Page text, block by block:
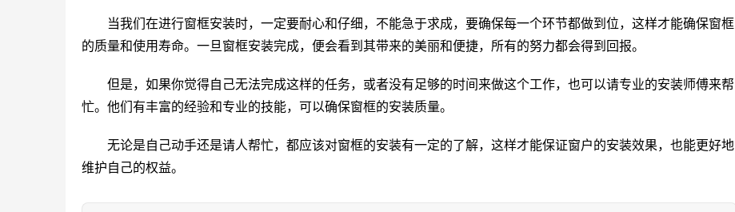
当我们在进行窗框安装时，一定要耐心和仔细，不能急于求成，要确保每一个环节都做到位，这样才能确保窗框
的质量和使用寿命。一旦窗框安装完成，便会看到其带来的美丽和便捷，所有的努力都会得到回报。
但是，如果你觉得自己无法完成这样的任务，或者没有足够的时间来做这个工作，也可以请专业的安装师傅来帮
忙。他们有丰富的经验和专业的技能，可以确保窗框的安装质量。
无论是自己动手还是请人帮忙，都应该对窗框的安装有一定的了解，这样才能保证窗户的安装效果，也能更好地
维护自己的权益。